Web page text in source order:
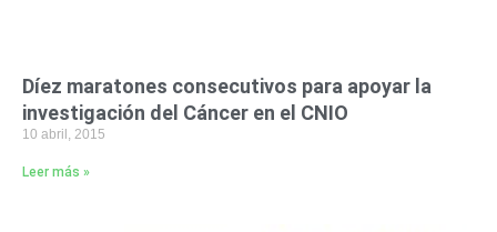
Díez maratones consecutivos para apoyar la
investigación del Cáncer en el CNIO
10 abril, 2015
Leer más »